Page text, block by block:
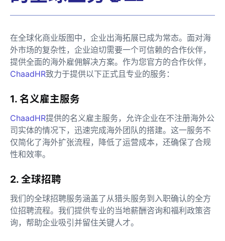
在全球化商业版图中，企业出海拓展已成为常态。面对海
外市场的复杂性，企业迫切需要一个可信赖的合作伙伴，
提供全面的海外雇佣解决方案。作为您官方的合作伙伴，
ChaadHR致力于提供以下正式且专业的服务：
1. 名义雇主服务
ChaadHR提供的名义雇主服务，允许企业在不注册海外公
司实体的情况下，迅速完成海外团队的搭建。这一服务不
仅简化了海外扩张流程，降低了运营成本，还确保了合规
性和效率。
2. 全球招聘
我们的全球招聘服务涵盖了从猎头服务到入职确认的全方
位招聘流程。我们提供专业的当地薪酬咨询和福利政策咨
询，帮助企业吸引并留住关键人才。